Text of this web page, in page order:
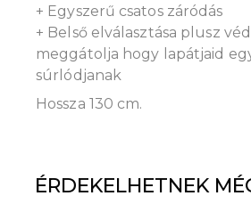
+ Egyszerű csatos záródás
+ Belső elválasztása plusz
meggátolja hogy lapátjaid
súrlódjanak
Hossza 130 cm.
ÉRDEKELHETNEK